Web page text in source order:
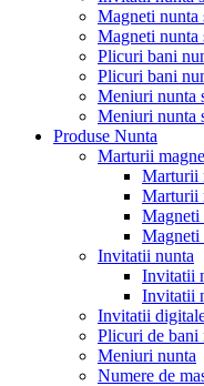
Magneti nunta
Magneti nunta
Plicuri bani
Plicuri bani
Meniuri nunta
Meniuri nunta
Produse Nunta
Marturii
Marturii
Marturii
Magneti
Magneti
Invitatii nunta
Invitatii
Invitatii
Invitatii
Plicuri de bani
Meniuri nunta
Numere de